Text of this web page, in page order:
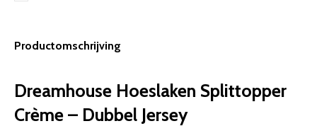
Productomschrijving
Dreamhouse Hoeslaken Splittopper
Crème – Dubbel Jersey